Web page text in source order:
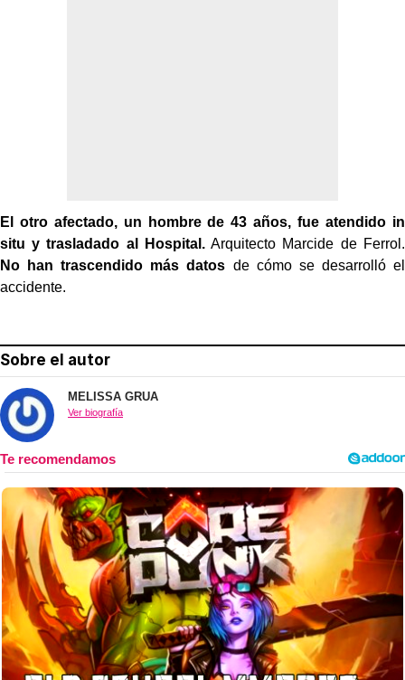
El otro afectado, un hombre de 43 años, fue atendido in
situ y trasladado al Hospital.Arquitecto Marcide de Ferrol.
No han trascendido más datos de cómo se desarrolló el
accidente.
Sobre el autor
MELISSA GRUA
Ver biografía